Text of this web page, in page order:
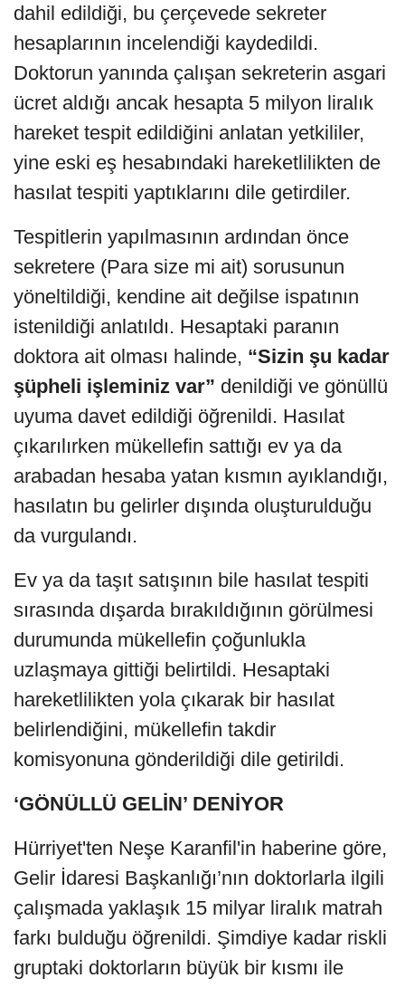
dahil edildiği, bu çerçevede sekreter
hesaplarının incelendiği kaydedildi.
Doktorun yanında çalışan sekreterin asgari
ücret aldığı ancak hesapta 5 milyon liralık
hareket tespit edildiğini anlatan yetkililer,
yine eski eş hesabındaki hareketlilikten de
hasılat tespiti yaptıklarını dile getirdiler.
Tespitlerin yapılmasının ardından önce
sekretere (Para size mi ait) sorusunun
yöneltildiği, kendine ait değilse ispatının
istenildiği anlatıldı. Hesaptaki paranın
doktora ait olması halinde, “Sizin şu kadar
şüpheli işleminiz var” denildiği ve gönüllü
uyuma davet edildiği öğrenildi. Hasılat
çıkarılırken mükellefin sattığı ev ya da
arabadan hesaba yatan kısmın ayıklandığı,
hasılatın bu gelirler dışında oluşturulduğu
da vurgulandı.
Ev ya da taşıt satışının bile hasılat tespiti
sırasında dışarda bırakıldığının görülmesi
durumunda mükellefin çoğunlukla
uzlaşmaya gittiği belirtildi. Hesaptaki
hareketlilikten yola çıkarak bir hasılat
belirlendiğini, mükellefin takdir
komisyonuna gönderildiği dile getirildi.
‘GÖNÜLLÜ GELİN’ DENİYOR
Hürriyet'ten Neşe Karanfil'in haberine göre,
Gelir İdaresi Başkanlığı’nın doktorlarla ilgili
çalışmada yaklaşık 15 milyar liralık matrah
farkı bulduğu öğrenildi. Şimdiye kadar riskli
gruptaki doktorların büyük bir kısmı ile